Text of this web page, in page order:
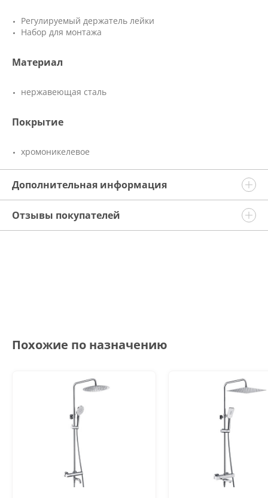
Регулируемый держатель лейки
Набор для монтажа
Материал
нержавеющая сталь
Покрытие
хромоникелевое
Дополнительная информация
Отзывы покупателей
Похожие по назначению